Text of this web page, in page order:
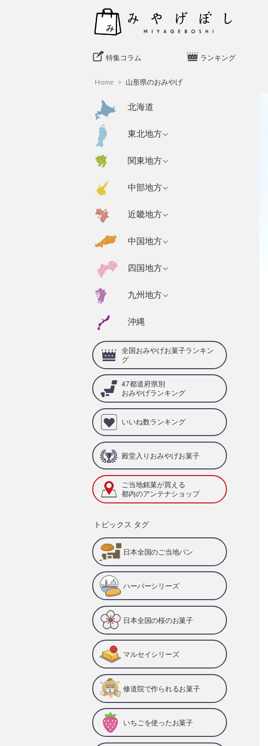
特集コラム ランキング
Home > 山形県のおみやげ
北海道
東北地方
青森県のおみやげ
岩手県のおみやげ
山形県のおみやげ
宮城県のおみやげ
関東地方
東京都のおみやげ
神奈川県のおみや
げ
埼玉県のおみやげ
茨城県のおみやげ
栃木県のおみやげ
群馬県のおみやげ
中部地方
新潟県のおみやげ
富山県のおみやげ
静岡県のおみやげ
福井県のおみやげ
山梨県のおみやげ
岐阜県のおみやげ
愛知県のおみやげ
近畿地方
大阪府のおみやげ
京都府のおみやげ
三重県のおみやげ
兵庫県のおみやげ
げ
中国地方
広島県のおみやげ
山口県のおみやげ
島根県のおみやげ
岡山県のおみやげ
鳥取県のおみやげ
四国地方
高知県のおみやげ
香川県のおみやげ
九州地方
福岡県のおみやげ
佐賀県のおみやげ
宮崎県のおみやげ
熊本県のおみやげ
鹿児島県のおみや
げ
長崎県のおみやげ
沖縄
全国おみやげお菓子ランキン
グ
47都道府県別
おみやげランキング
いいね数ランキング
殿堂入りおみやげお菓子
ご当地銘菓が買える
都内のアンテナショップ
トピックス タグ
日本全国のご当地パン
ハーバーシリーズ
日本全国の桜のお菓子
マルセイシリーズ
修道院で作られるお菓子
いちごを使ったお菓子